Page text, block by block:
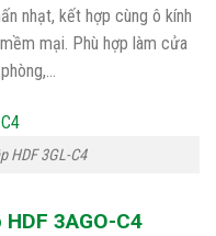
nhạt, kết hợp cùng ô kính
mại. Phù hợp làm cửa
HDF 3GL-C4
3AGO-C4